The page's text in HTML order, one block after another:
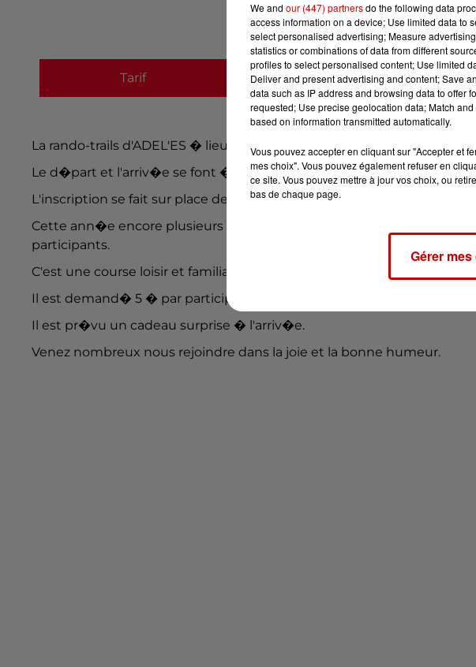
Tarif Payant
La rando-trails d'ADEL'ES � lieu pour la quatri�me ann�e dans les
Le d�part et l'arriv�e se font � l'EHPAD l'Equaizi�re, 7 rue Jan et Jo�l
L'inscription se fait sur place de 8h � 10h00.
Cette ann�e encore plusieurs parcours ont �t� pr�vus : 5, 10, 14 et
participants.
C'est une course loisir et familiale donc sans classement.
Il est demand� 5 � par participant et gratuit pour les moins de 12 ans.
Il est pr�vu un cadeau surprise � l'arriv�e.
Venez nombreux nous rejoindre dans la joie et la bonne humeur.
We and our (447) partnersdo the following data
access information on a device; Use limited data to
select personalised advertising; Measure
statistics or combinations of data from different
profiles to select personalised content; Use limited
Deliver and present advertising and content; Save
data such as IP address and browsing data to offer
requested; Use precise geolocation data; Match
based on information transmitted automatically.
Vous pouvez accepter en cliquant sur "Accepter et
mes choix". Vous pouvez également refuser en
ce site. Vous pouvez mettre à jour vos choix, ou
bas de chaque page.
Gérer